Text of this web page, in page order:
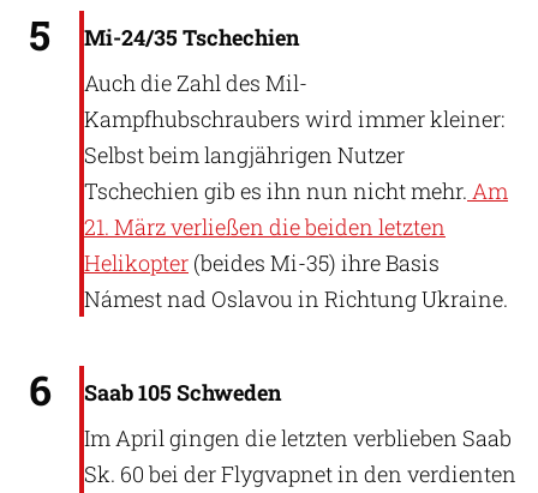
5
Mi-24/35 Tschechien
Auch die Zahl des Mil-
Kampfhubschraubers wird immer kleiner:
Selbst beim langjährigen Nutzer
Tschechien gib es ihn nun nicht mehr. Am
21. März verließen die beiden letzten
Helikopter (beides Mi-35) ihre Basis
Námest nad Oslavou in Richtung Ukraine.
6
Saab 105 Schweden
Im April gingen die letzten verblieben Saab
Sk. 60 bei der Flygvapnet in den verdienten